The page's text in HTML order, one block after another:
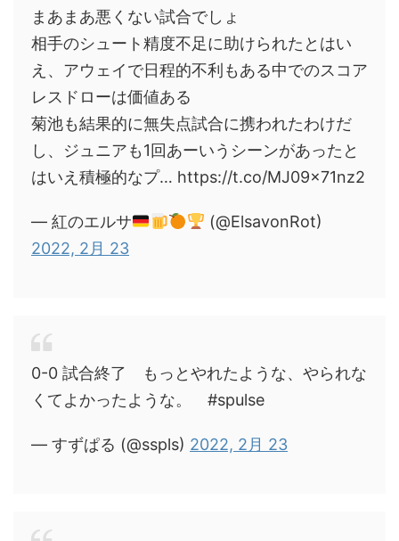
まあまあ悪くない試合でしょ
相手のシュート精度不足に助けられたとはい
え、アウェイで日程的不利もある中でのスコア
レスドローは価値ある
菊池も結果的に無失点試合に携われたわけだ
し、ジュニアも1回あーいうシーンがあったと
はいえ積極的なプ… https://t.co/MJ09x71nz2
— 紅のエルサ
(@ElsavonRot)
2022, 2月 23
0-0 試合終了 もっとやれたような、やられな
くてよかったような。 #spulse
— すずぱる (@sspls) 2022, 2月 23